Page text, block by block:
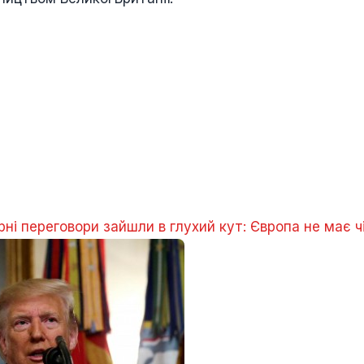
переговори зайшли в глухий кут: Європа не має